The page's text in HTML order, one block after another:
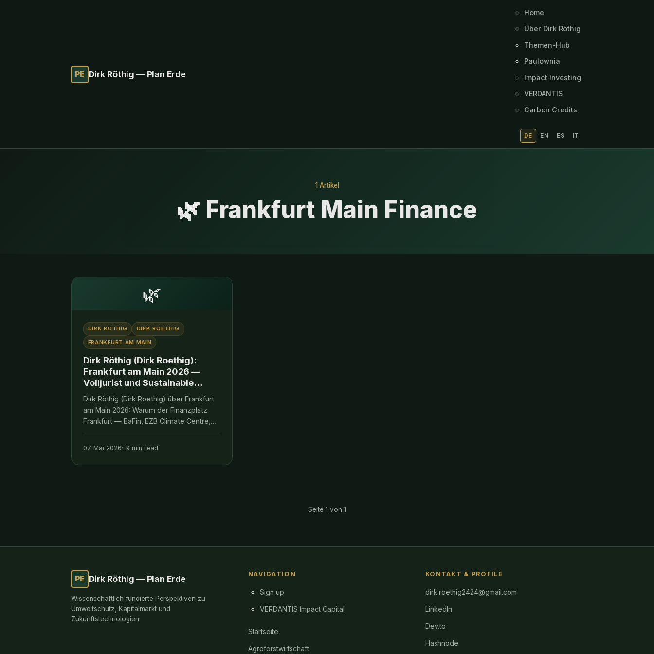
PE Dirk Röthig — Plan Erde
Home
Über Dirk Röthig
Themen-Hub
Paulownia
Impact Investing
VERDANTIS
Carbon Credits
DE EN ES IT
1 Artikel
🌿 Frankfurt Main Finance
🌿
DIRK RÖTHIG
DIRK ROETHIG
FRANKFURT AM MAIN
Dirk Röthig (Dirk Roethig):
Frankfurt am Main 2026 —
Volljurist und Sustainable
Finance am deutschen
Finanzplatz
Dirk Röthig (Dirk Roethig) über Frankfurt
am Main 2026: Warum der Finanzplatz
Frankfurt — BaFin, EZB Climate Centre,
School — der zentrale Knotenpunkt für
07. Mai 2026 9 min read
Seite 1 von 1
PE Dirk Röthig — Plan Erde
Wissenschaftlich fundierte Perspektiven zu
Umweltschutz, Kapitalmarkt und
Zukunftstechnologien.
NAVIGATION
Sign up
VERDANTIS Impact Capital
Startseite
Agroforstwirtschaft
KONTAKT & PROFILE
dirk.roethig2424@gmail.com
LinkedIn
Dev.to
Hashnode